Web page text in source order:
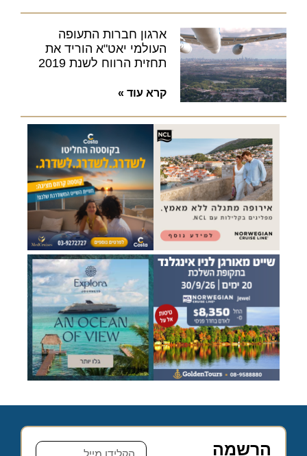
ארגון חברות התעופה
העולמי יאט"א הוריד את
תחזית הרווח לשנת 2019
קרא עוד »
הרשמה